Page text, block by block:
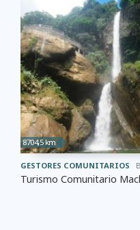
8704,5 km
GESTORES COMUNITARIOS
Turismo Comunitario